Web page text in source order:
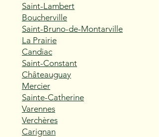
Saint-Lambert
Boucherville
Saint-Bruno-de-Montarville
La Prairie
Candiac
Saint-Constant
Châteauguay
Mercier
Sainte-Catherine
Varennes
Verchères
Carignan